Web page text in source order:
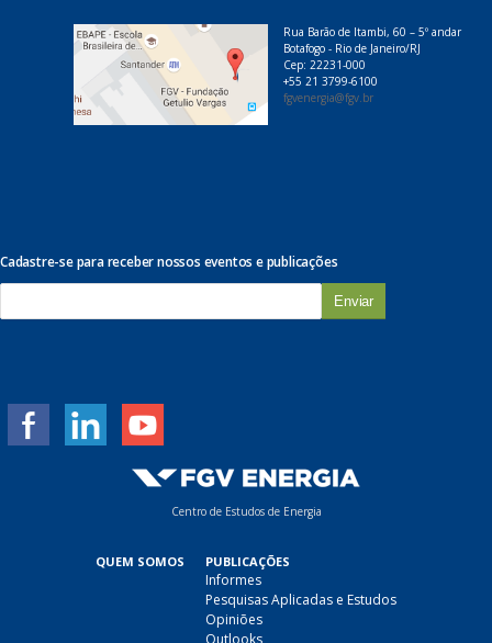
Rua Barão de Itambi, 60 – 5º andar
Botafogo - Rio de Janeiro/RJ
Cep: 22231-000
+55 21 3799-6100
fgvenergia@fgv.br
Cadastre-se para receber nossos eventos e publicações
m
Centro de Estudos de Energia
QUEM SOMOS PUBLICAÇÕES
Informes
Pesquisas Aplicadas e Estudos
Opiniões
Outlooks